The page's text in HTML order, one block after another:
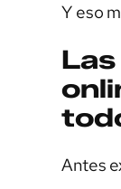
Y eso
Antes